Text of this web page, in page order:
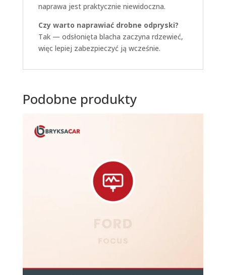
naprawa jest praktycznie niewidoczna.
Czy warto naprawiać drobne odpryski?
Tak — odsłonięta blacha zaczyna rdzewieć,
więc lepiej zabezpieczyć ją wcześnie.
Podobne produkty